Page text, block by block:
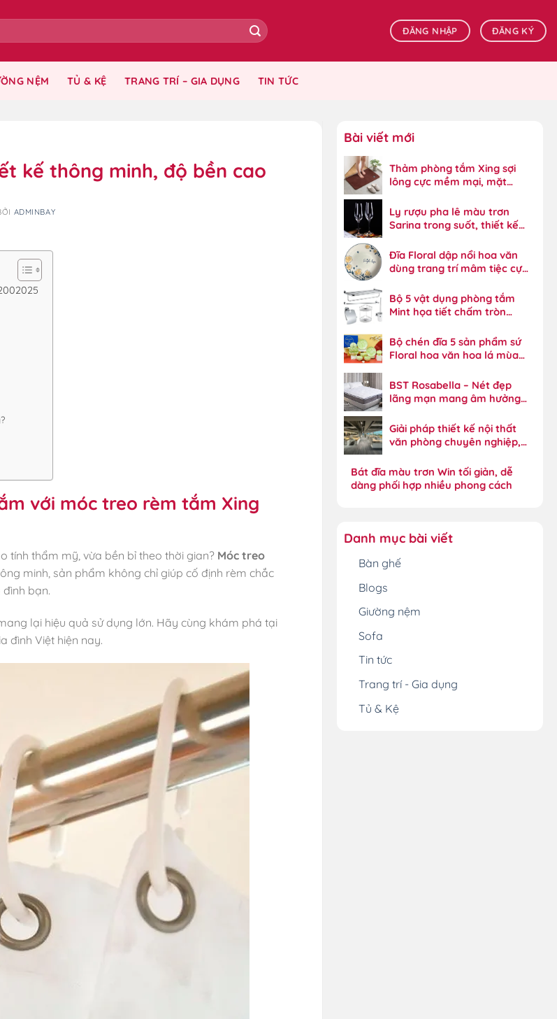
ĐĂNG NHẬP ĐĂNG KÝ
NỆM TỦ & KỆ TRANG TRÍ – GIA DỤNG TIN TỨC
kế thông minh, độ bền cao
ADMINBAY
với móc treo rèm tắm Xing
thẩm mỹ, vừa bền bỉ theo thời gian? Móc treo
minh, sản phẩm không chỉ giúp cố định rèm chắc
bạn.
lại hiệu quả sử dụng lớn. Hãy cùng khám phá tại
đình Việt hiện nay.
Bài viết mới
Thảm phòng tắm Xing sợi
lông cực mềm mại, mặt
Ly rượu pha lê màu trơn
Sarina trong suốt, thiết kế
Đĩa Floral dập nổi hoa văn
dùng trang trí mâm tiệc cực
Bộ 5 vật dụng phòng tắm
Mint họa tiết chấm tròn
Bộ chén đĩa 5 sản phẩm sứ
Floral hoa văn hoa lá mùa
BST Rosabella – Nét đẹp
lãng mạn mang âm hưởng
Giải pháp thiết kế nội thất
văn phòng chuyên nghiệp,
Bát đĩa màu trơn Win tối giản, dễ
dàng phối hợp nhiều phong cách
Danh mục bài viết
Bàn ghế
Blogs
Giường nệm
Sofa
Tin tức
Trang trí - Gia dụng
Tủ & Kệ